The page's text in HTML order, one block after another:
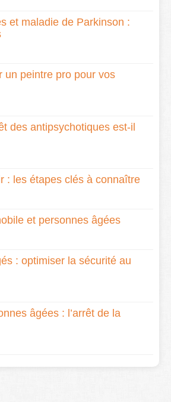
et maladie de Parkinson :
un peintre pro pour vos
des antipsychotiques est-il
: les étapes clés à connaître
et personnes âgées
: optimiser la sécurité au
âgées : l’arrêt de la